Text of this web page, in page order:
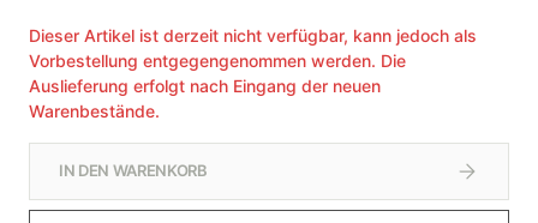
Dieser Artikel ist derzeit nicht verfügbar, kann jedoch als
Vorbestellung entgegengenommen werden. Die
Auslieferung erfolgt nach Eingang der neuen
Warenbestände.
IN DEN WARENKORB